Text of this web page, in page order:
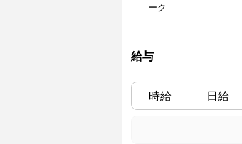
ーク
給与
時給 日給